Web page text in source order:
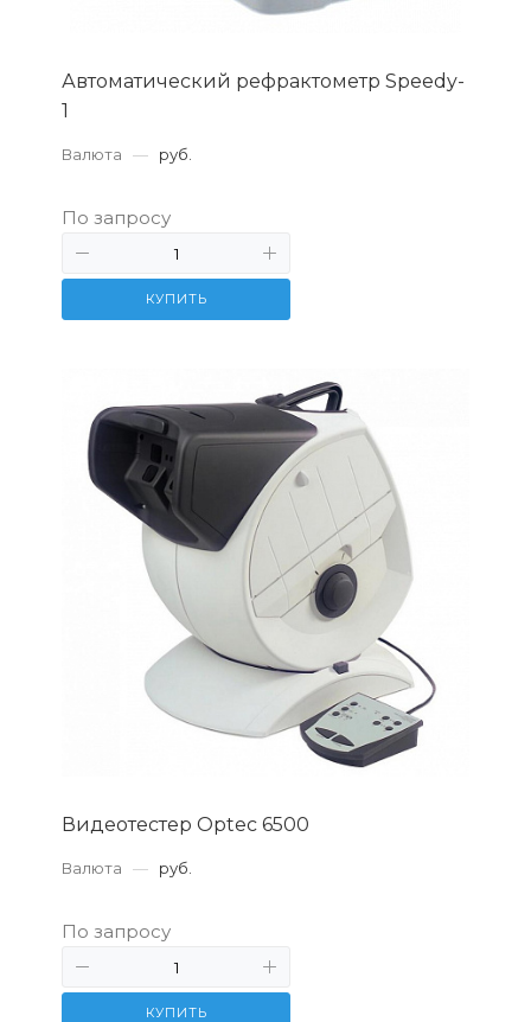
Автоматический рефрактометр Speedy-
1
Валюта — руб.
По запросу
КУПИТЬ
Видеотестер Optec 6500
Валюта — руб.
По запросу
КУПИТЬ